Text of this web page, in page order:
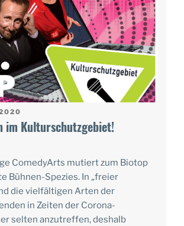
im Kulturschutzgebiet!
ComedyArts mutiert zum Biotop
Bühnen-Spezies. In „freier
die vielfältigen Arten der
in Zeiten der Corona-
selten anzutreffen, deshalb